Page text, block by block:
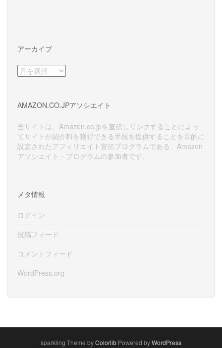
アーカイブ
ア
ー
ブ
AMAZON.CO.JPアソシエイト
当サイトは、Amazon.co.jpを宣伝しリンクすることによっ
てサイトが紹介料を獲得できる手段を提供することを目的に
設定されたアフィリエイト宣伝プログラムである、Amazon
アソシエイト・プログラムの参加者です。
メタ情報
ログイン
投稿フィード
コメントフィード
WordPress.org
sparkling Theme byColorlib Powered byWordPress